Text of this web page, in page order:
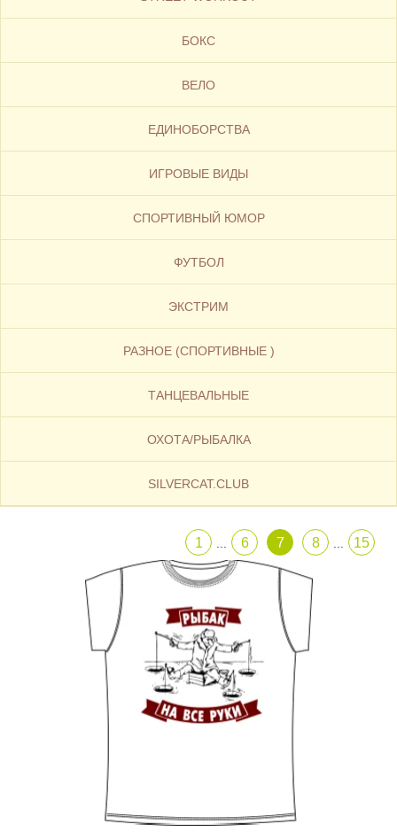
БОКС
ВЕЛО
ЕДИНОБОРСТВА
ИГРОВЫЕ ВИДЫ
СПОРТИВНЫЙ ЮМОР
ФУТБОЛ
ЭКСТРИМ
РАЗНОЕ (СПОРТИВНЫЕ )
ТАНЦЕВАЛЬНЫЕ
ОХОТА/РЫБАЛКА
SILVERCAT.CLUB
1 6 7 8 15